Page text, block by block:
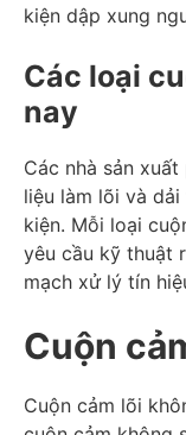
kiện dập xung
Các loại
nay
Các nhà sản
liệu làm lõi và
kiện. Mỗi loại
yêu cầu kỹ thuật
mạch xử lý tín
Cuộn
Cuộn cảm lõi